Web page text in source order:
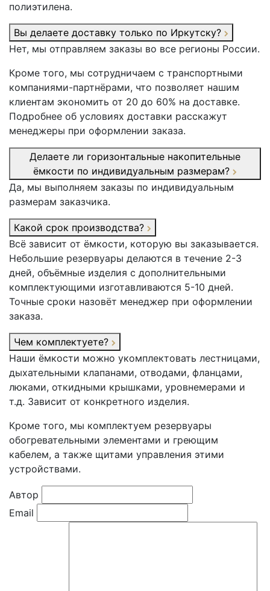
полиэтилена.
Вы делаете доставку только по Иркутску?
Нет, мы отправляем заказы во все регионы России.
Кроме того, мы сотрудничаем с транспортными
компаниями-партнёрами, что позволяет нашим
клиентам экономить от 20 до 60% на доставке.
Подробнее об условиях доставки расскажут
менеджеры при оформлении заказа.
Делаете ли горизонтальные накопительные
ёмкости по индивидуальным размерам?
Да, мы выполняем заказы по индивидуальным
размерам заказчика.
Какой срок производства?
Всё зависит от ёмкости, которую вы заказывается.
Небольшие резервуары делаются в течение 2-3
дней, объёмные изделия с дополнительными
комплектующими изготавливаются 5-10 дней.
Точные сроки назовёт менеджер при оформлении
заказа.
Чем комплектуете?
Наши ёмкости можно укомплектовать лестницами,
дыхательными клапанами, отводами, фланцами,
люками, откидными крышками, уровнемерами и
т.д. Зависит от конкретного изделия.
Кроме того, мы комплектуем резервуары
обогревательными элементами и греющим
кабелем, а также щитами управления этими
устройствами.
Автор
Email